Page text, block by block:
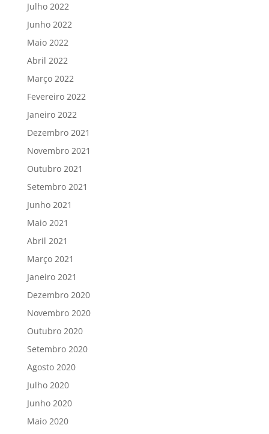
Julho 2022
Junho 2022
Maio 2022
Abril 2022
Março 2022
Fevereiro 2022
Janeiro 2022
Dezembro 2021
Novembro 2021
Outubro 2021
Setembro 2021
Junho 2021
Maio 2021
Abril 2021
Março 2021
Janeiro 2021
Dezembro 2020
Novembro 2020
Outubro 2020
Setembro 2020
Agosto 2020
Julho 2020
Junho 2020
Maio 2020